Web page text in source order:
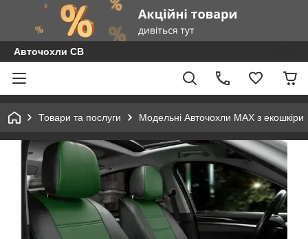
Авточохли СВ
Товари та послуги Модельні Авточохли MAX з екошкіри